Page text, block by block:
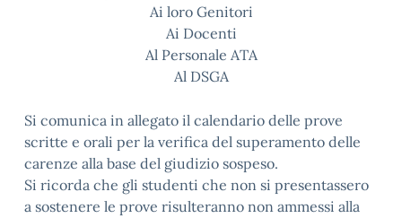
Ai loro Genitori
Ai Docenti
Al Personale ATA
Al DSGA
Si comunica in allegato il calendario delle prove
scritte e orali per la verifica del superamento delle
carenze alla base del giudizio sospeso.
Si ricorda che gli studenti che non si presentassero
a sostenere le prove risulteranno non ammessi alla